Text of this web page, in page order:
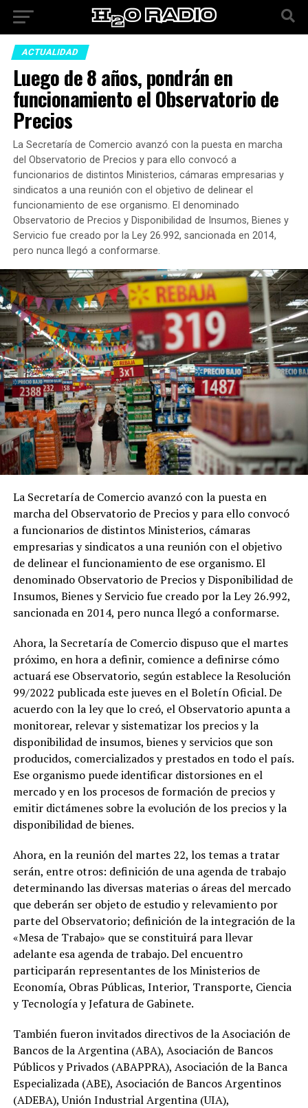
ACTUALIDAD
Luego de 8 años, pondrán en
funcionamiento el Observatorio de
Precios
La Secretaría de Comercio avanzó con la puesta en marcha
del Observatorio de Precios y para ello convocó a
funcionarios de distintos Ministerios, cámaras empresarias y
sindicatos a una reunión con el objetivo de delinear el
funcionamiento de ese organismo. El denominado
Observatorio de Precios y Disponibilidad de Insumos, Bienes y
Servicio fue creado por la Ley 26.992, sancionada en 2014,
pero nunca llegó a conformarse.
La Secretaría de Comercio avanzó con la puesta en
marcha del Observatorio de Precios y para ello convocó
a funcionarios de distintos Ministerios, cámaras
empresarias y sindicatos a una reunión con el objetivo
de delinear el funcionamiento de ese organismo. El
denominado Observatorio de Precios y Disponibilidad de
Insumos, Bienes y Servicio fue creado por la Ley 26.992,
sancionada en 2014, pero nunca llegó a conformarse.
Ahora, la Secretaría de Comercio dispuso que el martes
próximo, en hora a definir, comience a definirse cómo
actuará ese Observatorio, según establece la Resolución
99/2022 publicada este jueves en el Boletín Oficial. De
acuerdo con la ley que lo creó, el Observatorio apunta a
monitorear, relevar y sistematizar los precios y la
disponibilidad de insumos, bienes y servicios que son
producidos, comercializados y prestados en todo el país.
Ese organismo puede identificar distorsiones en el
mercado y en los procesos de formación de precios y
emitir dictámenes sobre la evolución de los precios y la
disponibilidad de bienes.
Ahora, en la reunión del martes 22, los temas a tratar
serán, entre otros: definición de una agenda de trabajo
determinando las diversas materias o áreas del mercado
que deberán ser objeto de estudio y relevamiento por
parte del Observatorio; definición de la integración de la
«Mesa de Trabajo» que se constituirá para llevar
adelante esa agenda de trabajo. Del encuentro
participarán representantes de los Ministerios de
Economía, Obras Públicas, Interior, Transporte, Ciencia
y Tecnología y Jefatura de Gabinete.
También fueron invitados directivos de la Asociación de
Bancos de la Argentina (ABA), Asociación de Bancos
Públicos y Privados (ABAPPRA), Asociación de la Banca
Especializada (ABE), Asociación de Bancos Argentinos
(ADEBA), Unión Industrial Argentina (UIA),